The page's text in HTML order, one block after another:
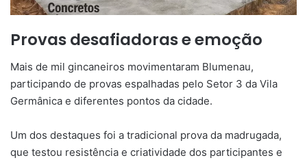
Provas desafiadoras e emoção
Mais de mil gincaneiros movimentaram Blumenau,
participando de provas espalhadas pelo Setor 3 da Vila
Germânica e diferentes pontos da cidade.
Um dos destaques foi a tradicional prova da madrugada,
que testou resistência e criatividade dos participantes e